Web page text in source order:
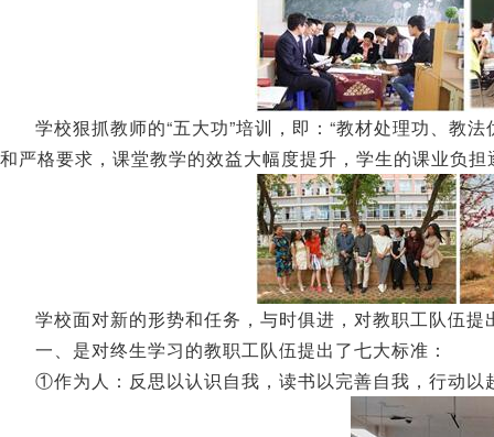
学校狠抓教师的“五大功”培训，即：“教材处理功、教
和严格要求，课堂教学的效益大幅度提升，学生的课业负
学校面对新的形势和任务，与时俱进，对教职工队伍
一、是对终生学习的教职工队伍提出了七大标准：
①作为人：反思以认识自我，读书以完善自我，行动以